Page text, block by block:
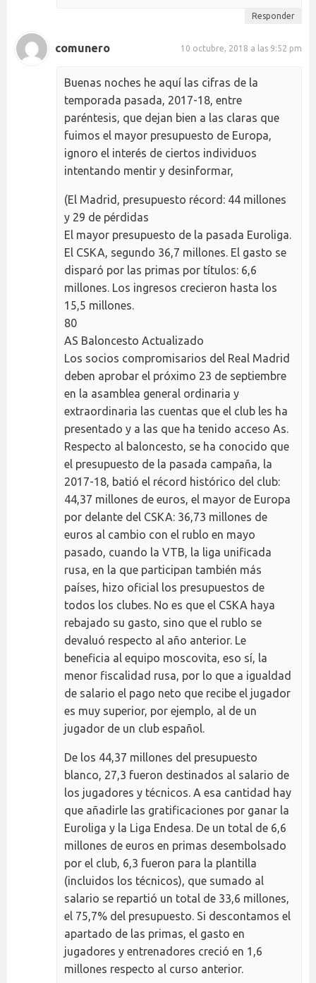
Responder
comunero 10 octubre, 2018 a las 9:52 pm
Buenas noches he aquí las cifras de la
temporada pasada, 2017-18, entre
paréntesis, que dejan bien a las claras que
fuimos el mayor presupuesto de Europa,
ignoro el interés de ciertos individuos
intentando mentir y desinformar,
(El Madrid, presupuesto récord: 44 millones
y 29 de pérdidas
El mayor presupuesto de la pasada Euroliga.
El CSKA, segundo 36,7 millones. El gasto se
disparó por las primas por títulos: 6,6
millones. Los ingresos crecieron hasta los
15,5 millones.
80
AS Baloncesto Actualizado
Los socios compromisarios del Real Madrid
deben aprobar el próximo 23 de septiembre
en la asamblea general ordinaria y
extraordinaria las cuentas que el club les ha
presentado y a las que ha tenido acceso As.
Respecto al baloncesto, se ha conocido que
el presupuesto de la pasada campaña, la
2017-18, batió el récord histórico del club:
44,37 millones de euros, el mayor de Europa
por delante del CSKA: 36,73 millones de
euros al cambio con el rublo en mayo
pasado, cuando la VTB, la liga unificada
rusa, en la que participan también más
países, hizo oficial los presupuestos de
todos los clubes. No es que el CSKA haya
rebajado su gasto, sino que el rublo se
devaluó respecto al año anterior. Le
beneficia al equipo moscovita, eso sí, la
menor fiscalidad rusa, por lo que a igualdad
de salario el pago neto que recibe el jugador
es muy superior, por ejemplo, al de un
jugador de un club español.
De los 44,37 millones del presupuesto
blanco, 27,3 fueron destinados al salario de
los jugadores y técnicos. A esa cantidad hay
que añadirle las gratificaciones por ganar la
Euroliga y la Liga Endesa. De un total de 6,6
millones de euros en primas desembolsado
por el club, 6,3 fueron para la plantilla
(incluidos los técnicos), que sumado al
salario se repartió un total de 33,6 millones,
el 75,7% del presupuesto. Si descontamos el
apartado de las primas, el gasto en
jugadores y entrenadores creció en 1,6
millones respecto al curso anterior.